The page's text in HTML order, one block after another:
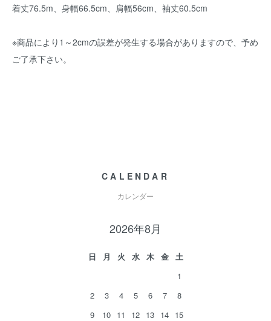
着丈76.5m、身幅66.5cm、肩幅56cm、袖丈60.5cm
※商品により1～2cmの誤差が発生する場合がありますので、予め
ご了承下さい。
CALENDAR
カレンダー
2026年8月
日 月 火 水 木 金
土
1
2
3 4 5 6 7
8
9
10 11 12 13 14 15